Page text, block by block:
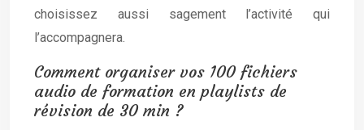
choisissez aussi sagement l’activité qui
l’accompagnera.
Comment organiser vos 100 fichiers
audio de formation en playlists de
révision de 30 min ?